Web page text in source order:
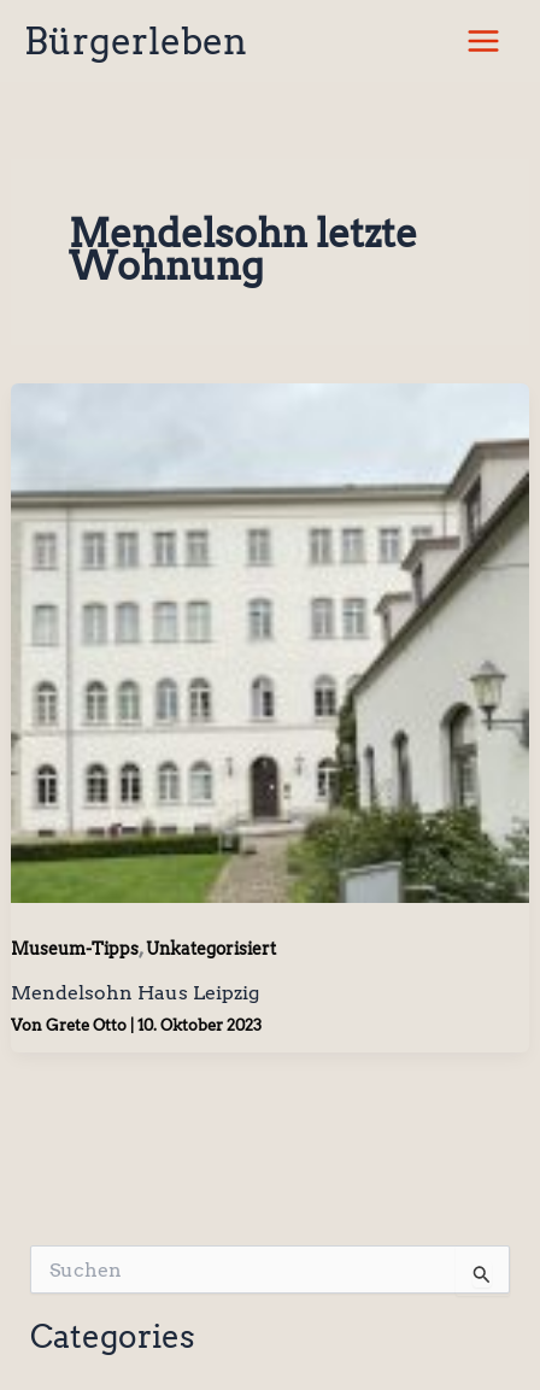
InhaltBürgerleben
Mendelsohn letzte
Wohnung
Museum-Tipps,Unkategorisiert
Mendelsohn Haus Leipzig
Von Grete Otto 10. Oktober 2023
u
c
h
Categories